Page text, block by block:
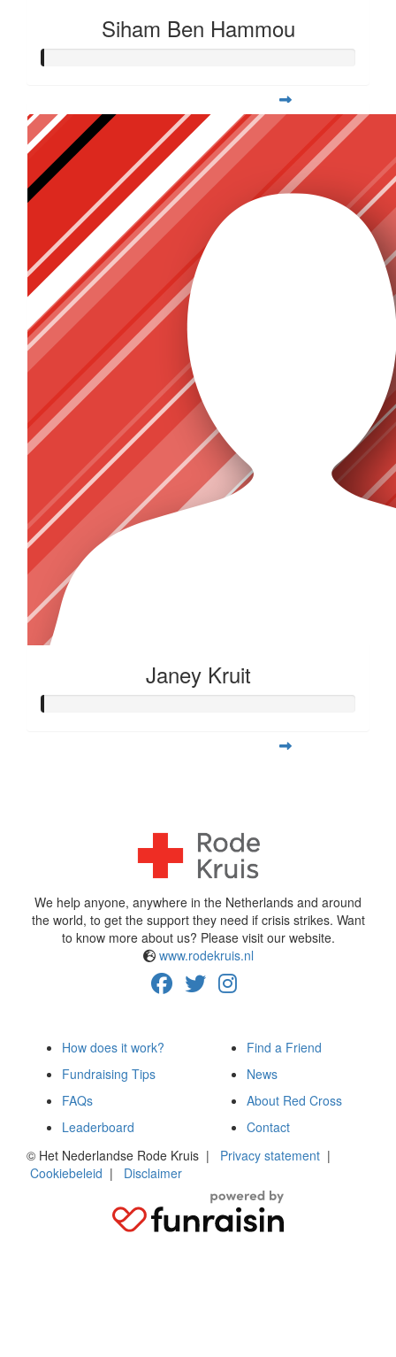
Siham Ben Hammou
Janey Kruit
We help anyone, anywhere in the Netherlands and around
the world, to get the support they need if crisis strikes. Want
to know more about us? Please visit our website.
www.rodekruis.nl
How does it work?
Fundraising Tips
FAQs
Leaderboard
Find a Friend
News
About Red Cross
Contact
© Het Nederlandse Rode Kruis | Privacy statement |
Cookiebeleid | Disclaimer